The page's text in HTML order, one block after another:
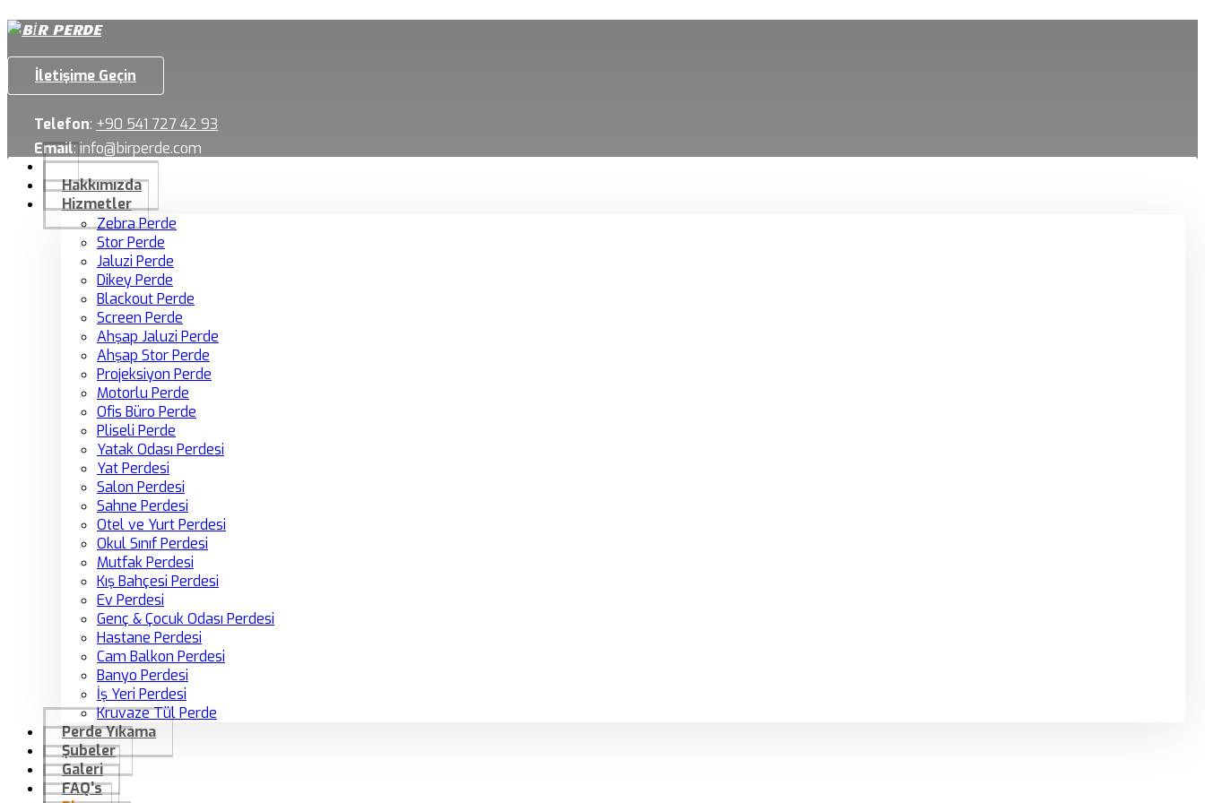
İletişime Geçin
Telefon: +90 541 727 42 93
Email:info@birperde.com
Hakkımızda
Hizmetler
Zebra Perde
Stor Perde
Jaluzi Perde
Dikey Perde
Blackout Perde
Screen Perde
Ahşap Jaluzi Perde
Ahşap Stor Perde
Projeksiyon Perde
Motorlu Perde
Ofis Büro Perde
Pliseli Perde
Yatak Odası Perdesi
Yat Perdesi
Salon Perdesi
Sahne Perdesi
Otel ve Yurt Perdesi
Okul Sınıf Perdesi
Mutfak Perdesi
Kış Bahçesi Perdesi
Ev Perdesi
Genç & Çocuk Odası Perdesi
Hastane Perdesi
Cam Balkon Perdesi
Banyo Perdesi
İş Yeri Perdesi
Kruvaze Tül Perde
Perde Yıkama
Şubeler
Galeri
FAQ’s